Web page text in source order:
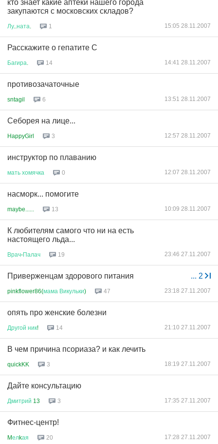
кто знает какие аптеки нашего города
закупаются с московских складов?
Лу.. ната 1 15:05 28.11.2007
Расскажите о гепатите С
Багира 14 14:41 28.11.2007
противозачаточные
sntagil 6 13:51 28.11.2007
Себорея на лице...
HappyGirl 3 12:57 28.11.2007
инструктор по плаванию
мать хомячка 0 12:07 28.11.2007
насморк... помогите
maybe...... 13 10:09 28.11.2007
К любителям самого что ни на есть
настоящего льда...
Врач-Палач 19 23:46 27.11.2007
... 2
Приверженцам здорового питания
pinkflower86(мама Викульки) 47 23:18 27.11.2007
опять про женские болезни
Другой ник! 14 21:10 27.11.2007
В чем причина псориаза? и как лечить
quickKK 3 18:19 27.11.2007
Дайте консультацию
Дмитрий 13 3 17:35 27.11.2007
Фитнес-центр!
Mелkая 20 17:28 27.11.2007